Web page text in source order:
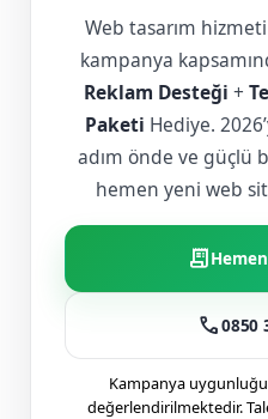
Web tasarım
kampanya
Reklam Desteği +
Paketi Hediye.
adım önde ve güçlü
hemen yeni web
receipt_long
call0850
Kampanya
değerlendirilmektedir.